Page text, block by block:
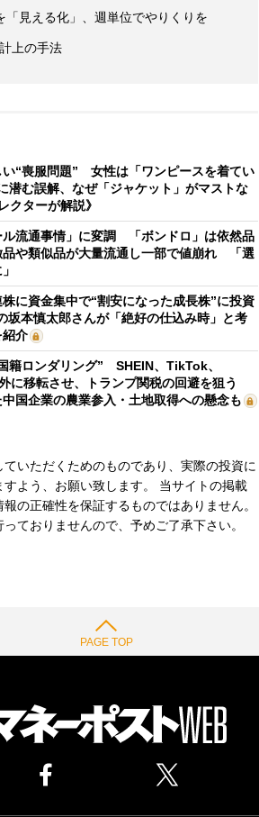
見える化」、週単位でやりくりを
上の手法
い“喪服問題” 女性は「ワンピースを着てい
潜む誤解、なぜ「ジャケット」がマストな
クターが解説》
ル流通事情」に変調 「ボンドロ」は依然品
品や類似品が大量流通し一部で値崩れ 「選
に資金集中で“割安になった成長株”に投資
本慎太郎さんが「絶好の仕込み時」と考
紹介
籍ロンダリング” SHEIN、TikTok、
に移転させ、トランプ関税の回避を狙う
国企業の農業参入・土地取得への懸念も
いただくためのものであり、実際の投資に
よう、お願い致します。 当サイトの掲載
の正確性を保証するものではありません。
ておりませんので、予めご了承下さい。
PAGE TOP